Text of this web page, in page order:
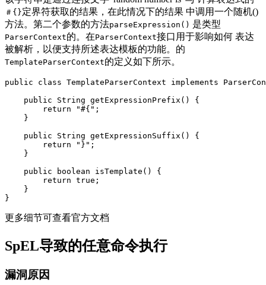
＃{}定界符获取的结果，在此情况下的结果 中调用一个随机()
方法。第二个参数的方法parseExpression() 是类型
ParserContext的。在ParserContext接口用于影响如何 表达
被解析，以便支持所述表达模板的功能。的
TemplateParserContext的定义如下所示。
public class TemplateParserContext implements
    public String getExpressionPrefix() {
        return "#{";
    }
    public String getExpressionSuffix() {
        return "}";
    }
    public boolean isTemplate() {
        return true;
    }
}
更多细节可查看官方文档
SpEL导致的任意命令执行
漏洞原因